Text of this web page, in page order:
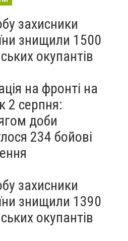
захисники
знищили 1500
окупантів
на фронті на
2 серпня:
доби
234 бойові
захисники
знищили 1390
окупантів